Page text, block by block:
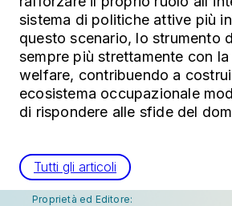
sistema di politiche attive più
questo scenario, lo strumento
sempre più strettamente con
welfare, contribuendo a
ecosistema occupazionale
di rispondere alle sfide del
Tutti gli articoli
Proprietà ed Editore: